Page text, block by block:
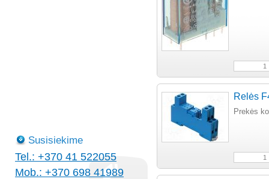
Relės
Prekės
Susisiekime
Tel.: +370 41 522055
Mob.: +370 698 41989